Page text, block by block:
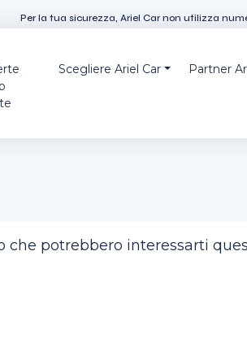
Per la tua sicurezza, Ariel Car non utilizza
Scegliere Ariel Car Partner
che potrebbero interessarti